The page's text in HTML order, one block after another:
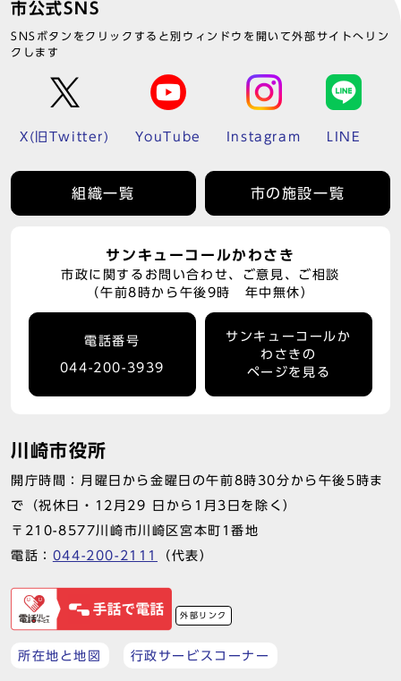
市公式SNS
SNSボタンをクリックすると別ウィンドウを開いて外部サイトへリン
クします
X(旧Twitter) YouTube Instagram LINE
組織一覧 市の施設一覧
サンキューコールかわさき
市政に関するお問い合わせ、ご意見、ご相談
（午前8時から午後9時 年中無休）
電話番号
044-200-3939
サンキューコールか
わさきの
ページを見る
川崎市役所
開庁時間：月曜日から金曜日の午前8時30分から午後5時ま
で（祝休日・12月29 日から1月3日を除く）
〒210-8577川崎市川崎区宮本町1番地
電話： 044-200-2111 （代表）
外部リンク
所在地と地図 行政サービスコーナー